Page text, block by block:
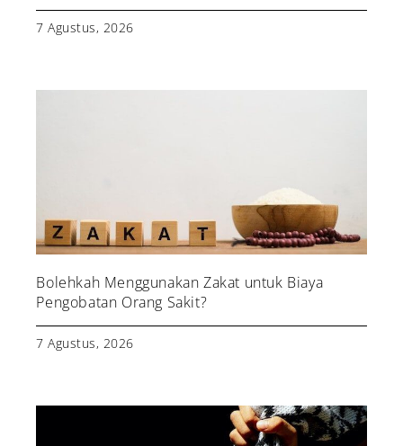
7 Agustus, 2026
Bolehkah Menggunakan Zakat untuk Biaya
Pengobatan Orang Sakit?
7 Agustus, 2026